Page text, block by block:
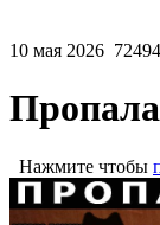
10 мая 2026 72494
Нажмите чтобы